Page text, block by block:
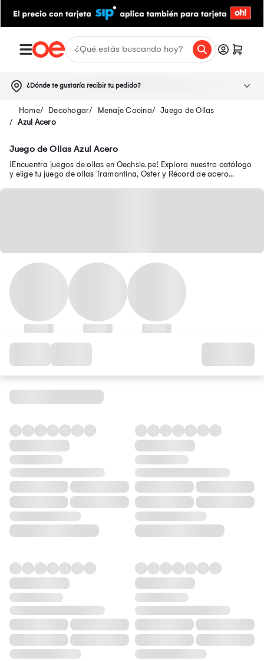
¿Dónde te gustaría recibir tu pedido?
Decohogar Menaje Cocina
Juego de Ollas
Azul Acero
Juego de Ollas Azul Acero
¡Encuentra juegos de ollas en Oechsle.pe! Explora nuestro catálogo
y elige tu juego de ollas Tramontina, Oster y Récord de acero